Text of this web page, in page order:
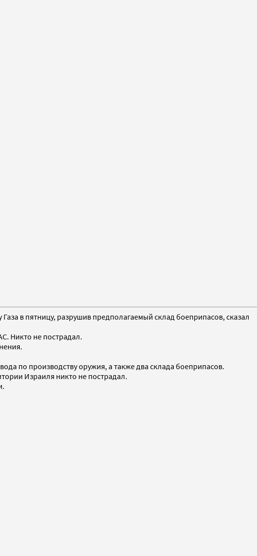
в пятницу, разрушив предполагаемый склад боеприпасов, сказал
Никто не пострадал.
по производству оружия, а также два склада боеприпасов.
Израиля никто не пострадал.